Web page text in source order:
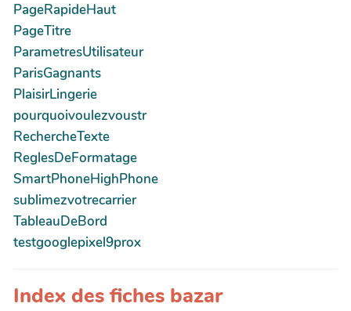
PageRapideHaut
PageTitre
ParametresUtilisateur
ParisGagnants
PlaisirLingerie
pourquoivoulezvoustr
RechercheTexte
ReglesDeFormatage
SmartPhoneHighPhone
sublimezvotrecarrier
TableauDeBord
testgooglepixel9prox
Index des fiches bazar